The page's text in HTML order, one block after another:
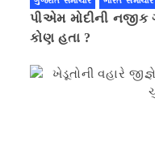
પીએમ મોદીની
કોણ હતા ?